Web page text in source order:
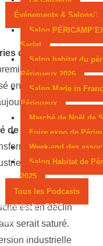
Événements & Salons
Salon
Sarlat
Salon habitat du
Périgueux 2026
Salon Made in
Périgueux
Marché de Noël de
Foire expo de
Week-end des
Salon Habitat de
2025
Tous les Podcasts
Municipales 2026
Jeux
Partenaires
de Condat
employeur
en quarante ans
de participation
l’ancienne
tourné vers de
est en déclin
serait saturé.
industrielle